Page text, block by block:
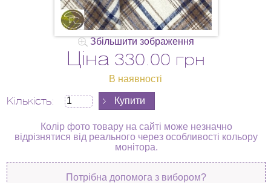
Збільшити зображення
Ціна 330.00 грн
В наявності
Кількість:
Колір фото товару на сайті може незначно
відрізнятися від реального через особливості кольору
монітора.
Потрібна допомога з вибором?